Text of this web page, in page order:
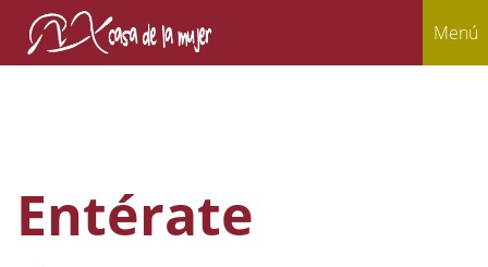
Menú
Entérate